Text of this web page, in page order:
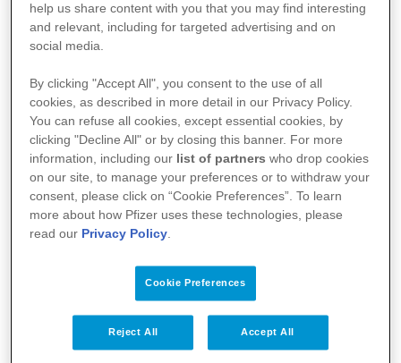
help us share content with you that you may find interesting
and relevant, including for targeted advertising and on
social media.
By clicking "Accept All", you consent to the use of all
cookies, as described in more detail in our Privacy Policy.
You can refuse all cookies, except essential cookies, by
clicking "Decline All" or by closing this banner. For more
information, including our list of partners who drop cookies
on our site, to manage your preferences or to withdraw your
consent, please click on “Cookie Preferences”. To learn
more about how Pfizer uses these technologies, please
read our Privacy Policy.
Cookie Preferences
Reject All Accept All